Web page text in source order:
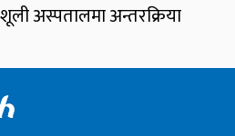
अस्पतालमा अन्तरक्रिया